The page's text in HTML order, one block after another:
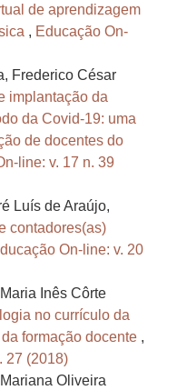
de aprendizagem
, Educação On-
Frederico César
implantação da
da Covid-19: uma
de docentes do
line: v. 17 n. 39
Luís de Araújo,
contadores(as)
On-line: v. 20
Inês Côrte
no currículo da
formação docente ,
27 (2018)
Oliveira